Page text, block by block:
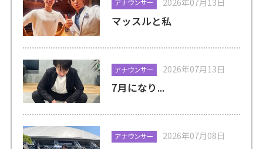
アナウンサー
マッスルと私
アナウンサー 2026年07月13日
7月になり...
アナウンサー 2026年07月08日